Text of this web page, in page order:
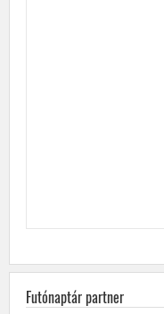
Futónaptár partner